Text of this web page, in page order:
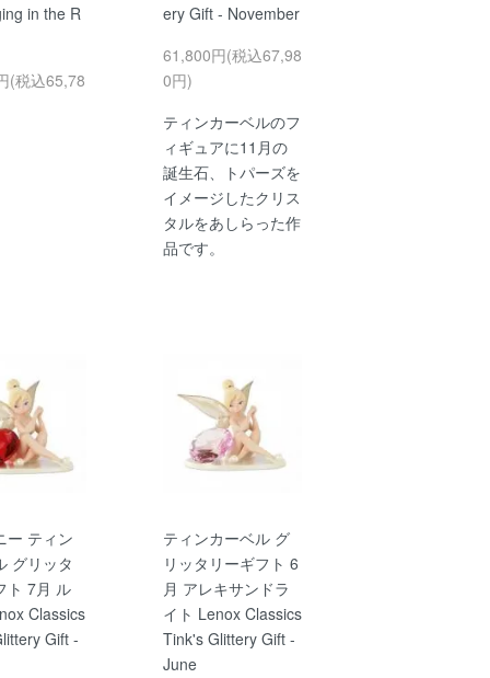
in the R
(税込65,78
ery Gift - November
61,800円(税込67,98
0円)
ティンカーベルのフ
ィギュアに11月の
誕生石、トパーズを
イメージしたクリス
タルをあしらった作
品です。
ー ティン
グリッタ
ト 7月 ル
Classics
Gift -
ティンカーベル グ
リッタリーギフト 6
月 アレキサンドラ
イト Lenox Classics
Tink's Glittery Gift -
June